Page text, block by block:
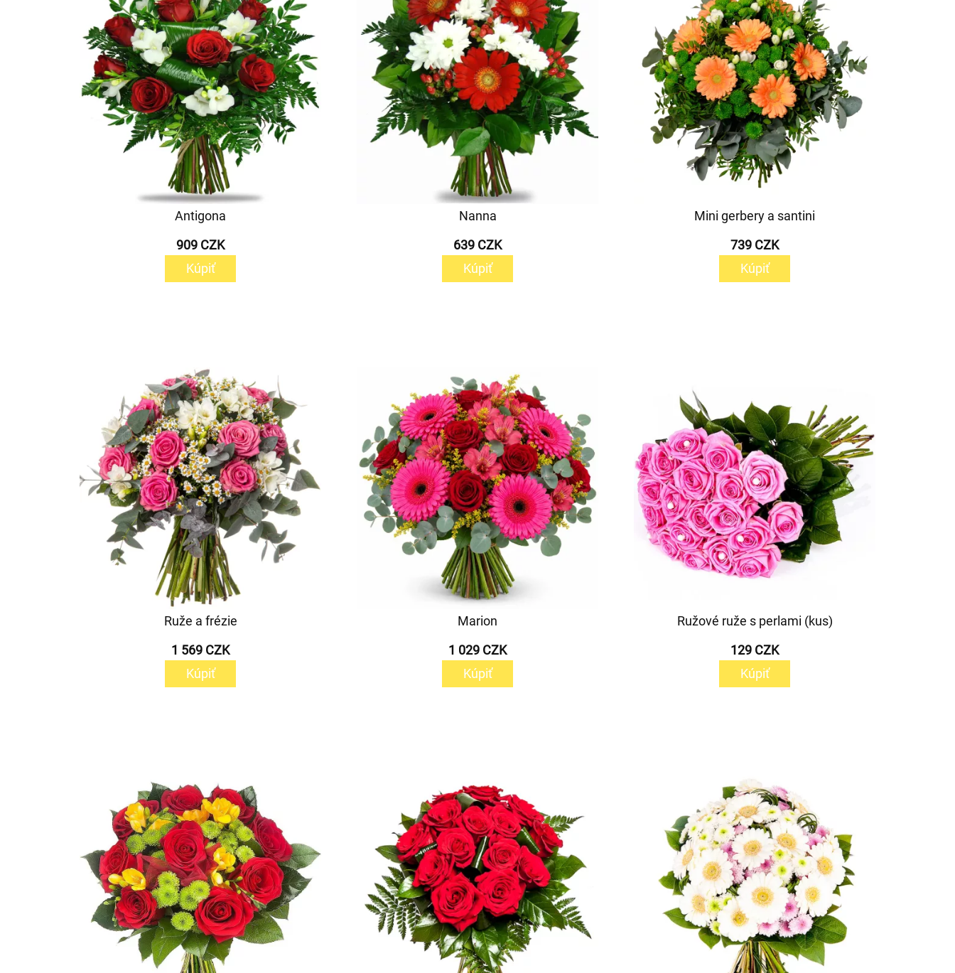
Antigona
909 CZK
Kúpiť
Nanna
639 CZK
Kúpiť
Mini gerbery a santini
739 CZK
Kúpiť
Ruže a frézie
1 569 CZK
Kúpiť
Marion
1 029 CZK
Kúpiť
Ružové ruže s perlami (kus)
129 CZK
Kúpiť